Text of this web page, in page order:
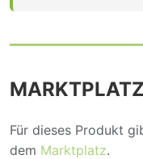
MARKTPLATZ
Für dieses Produkt
dem Marktplatz.